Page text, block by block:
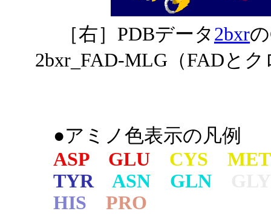
［右］PDBデータ 2bxr
2bxr_FAD-MLG（FADと
●アミノ色表示の凡例
ASP GLU
CYS MET
TYR
ASN GLN
HIS
PRO